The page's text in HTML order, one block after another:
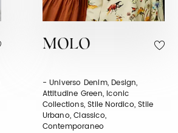
MOLO
- Universo Denim, Design,
Attitudine Green, Iconic
Collections, Stile Nordico, Stile
Urbano, Classico,
Contemporaneo